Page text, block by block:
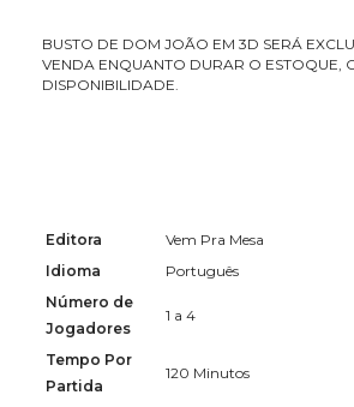
BUSTO DE DOM JOÃO EM 3D SERÁ
VENDA ENQUANTO DURAR O ESTOQUE,
DISPONIBILIDADE.
Editora
Vem Pra Mesa
Idioma
Português
Número de
Jogadores
1 a 4
Tempo Por
Partida
120 Minutos